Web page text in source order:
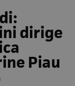
dirige
Piau